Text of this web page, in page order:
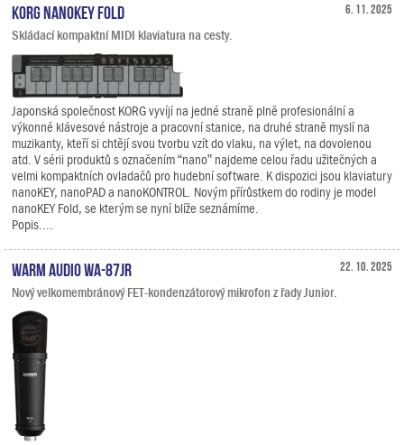
6. 11. 2025
KORG nanoKEY Fold
Skládací kompaktní MIDI klaviatura na cesty.
Japonská společnost KORG vyvíjí na jedné straně plně profesionální a
výkonné klávesové nástroje a pracovní stanice, na druhé straně myslí na
muzikanty, kteří si chtějí svou tvorbu vzít do vlaku, na výlet, na dovolenou
atd. V sérii produktů s označením “nano” najdeme celou řadu užitečných a
velmi kompaktních ovladačů pro hudební software. K dispozici jsou klaviatury
nanoKEY, nanoPAD a nanoKONTROL. Novým přírůstkem do rodiny je model
nanoKEY Fold, se kterým se nyní blíže seznámíme.
Popis....
22. 10. 2025
Warm Audio WA-87jr
Nový velkomembránový FET-kondenzátorový mikrofon z řady Junior.